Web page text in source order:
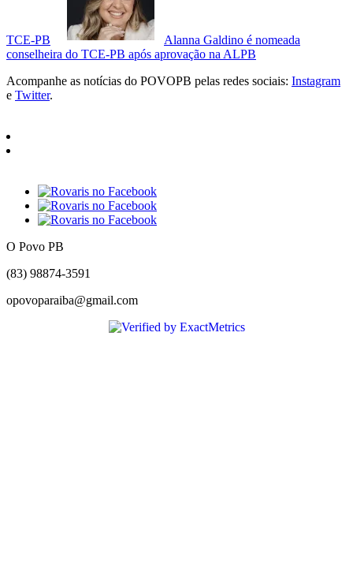
TCE-PB
Alanna Galdino é nomeada
conselheira do TCE-PB após aprovação na ALPB
Acompanhe as notícias do POVOPB pelas redes sociais: Instagram
e Twitter.
O Povo PB
(83) 98874-3591
opovoparaiba@gmail.com